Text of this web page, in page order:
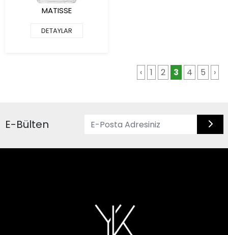
MATISSE
DETAYLAR
‹ 1 2 3 4 5 ›
E-Bülten